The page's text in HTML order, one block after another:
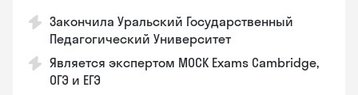
Закончила Уральский Государственный
Педагогический Университет
Является экспертом MOCK Exams Cambridge,
ОГЭ и ЕГЭ